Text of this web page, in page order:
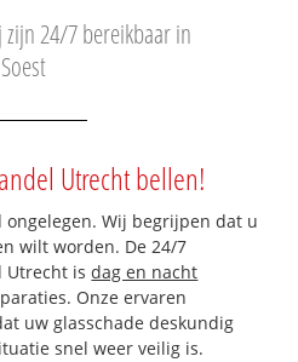
zijn 24/7 bereikbaar in
Soest
Utrecht bellen!
Wij begrijpen dat u
wilt worden. De 24/7
Utrecht isdag en nacht
Onze ervaren
uw glasschade deskundig
snel weer veilig is.